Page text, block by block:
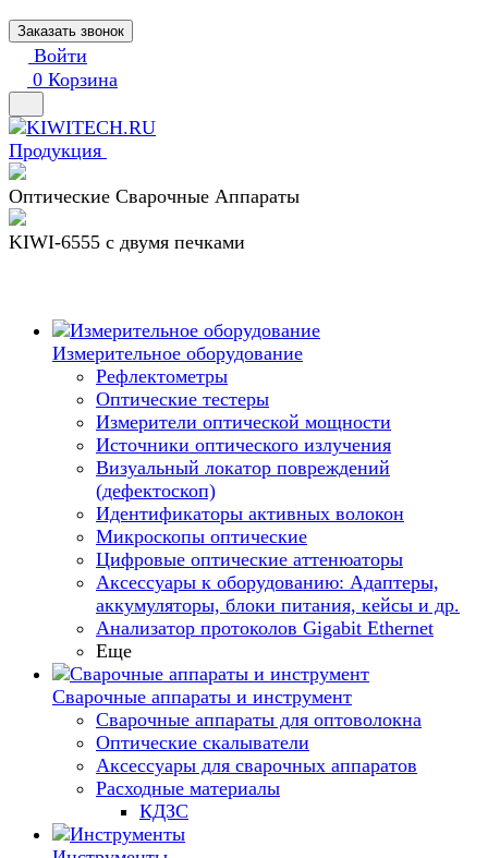
Заказать звонок
Войти
0 Корзина
Продукция
Оптические Сварочные Аппараты
KIWI-6555 c двумя печками
Измерительное оборудование
Рефлектометры
Оптические тестеры
Измерители оптической мощности
Источники оптического излучения
Визуальный локатор повреждений
(дефектоскоп)
Идентификаторы активных волокон
Микроскопы оптические
Цифровые оптические аттенюаторы
Аксессуары к оборудованию: Адаптеры,
аккумуляторы, блоки питания, кейсы и др.
Анализатор протоколов Gigabit Ethernet
Еще
Сварочные аппараты и инструмент
Сварочные аппараты для оптоволокна
Оптические скалыватели
Аксессуары для сварочных аппаратов
Расходные материалы
КДЗС